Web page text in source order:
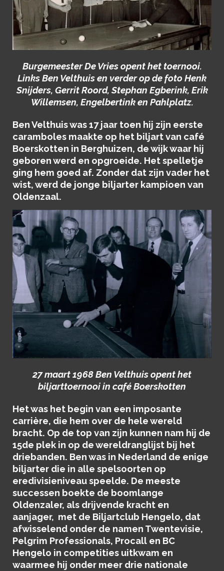
Burgemeester De Vries opent het toernooi.
Links Ben Velthuis en verder op de foto Henk
Snijders, Gerrit Roord, Stephan Egberink, Erik
Willemsen, Engelbertink en Pahlplatz.
Ben Velthuis was 17 jaar toen hij zijn eerste
caramboles maakte op het biljart van café
Boerskotten in Berghuizen, de wijk waar hij
geboren werd en opgroeide. Het spelletje
ging hem goed af. Zonder dat zijn vader het
wist, werd de jonge biljarter kampioen van
Oldenzaal.
27 maart 1968 Ben Velthuis opent het
biljarttoernooi in café Boerskotten
Het was het begin van een imposante
carrière, die hem over de hele wereld
bracht. Op de top van zijn kunnen nam hij de
15de plek in op de wereldranglijst bij het
driebanden. Ben was in Nederland de enige
biljarter die in alle spelsoorten op
eredivisieniveau speelde. De meeste
successen boekte de boomlange
Oldenzaler, als drijvende kracht en
aanjager, met de Biljartclub Hengelo, dat
afwisselend onder de namen Twentevisie,
Pelgrim Professionals, Procall en BC
Hengelo in competities uitkwam en
waarmee hij onder meer drie nationale